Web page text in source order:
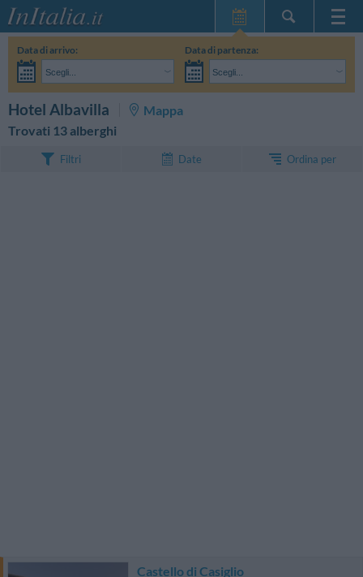
Home Page
Le mie Prenotazioni
InItalia Club
Data di arrivo:
Scegli...
Data di partenza:
Scegli...
Hotel Albavilla
Mappa
Trovati 13 alberghi
Filtri Date Ordina per
Castello di Casiglio